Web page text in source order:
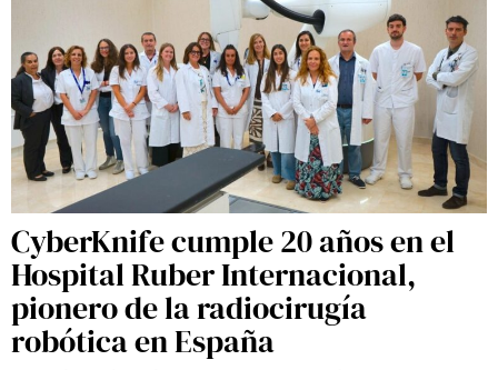
CyberKnife cumple 20 años en el
Hospital Ruber Internacional,
pionero de la radiocirugía
robótica en España